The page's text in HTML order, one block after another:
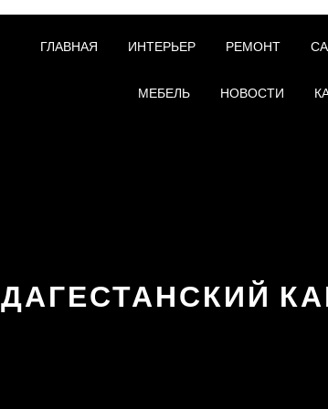
ГЛАВНАЯ ИНТЕРЬЕР РЕМОНТ
МЕБЕЛЬ НОВОСТИ
ДАГЕСТАНСКИЙ